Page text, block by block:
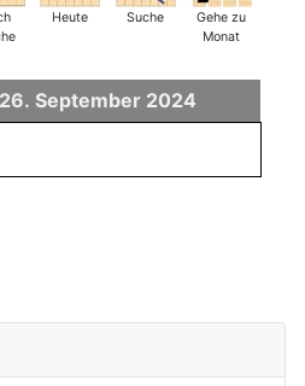
Heute Suche
Gehe zu
Monat
September 2024